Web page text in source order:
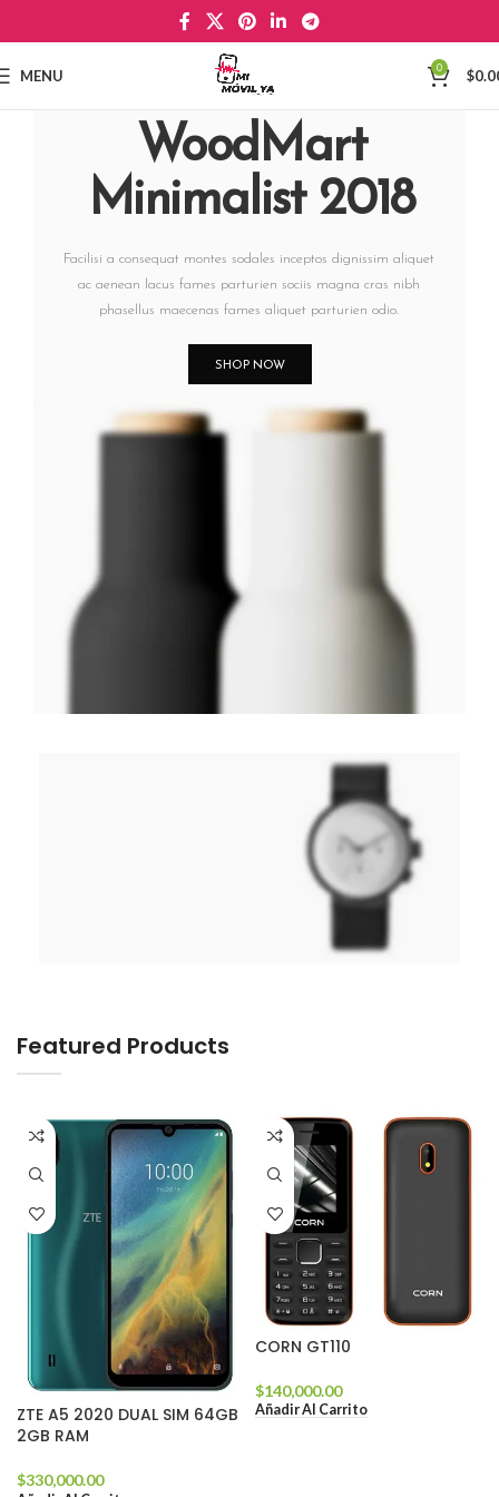
MENU 0 $
WoodMart
Minimalist 2018
Facilisi a consequat montes sodales inceptos dignissim aliquet
ac aenean lacus fames parturien sociis magna cras nibh
phasellus maecenas fames aliquet parturien odio.
SHOP NOW
Smart Watches
Featured Products
ZTE A5 2020 DUAL SIM 64GB
2GB RAM
$330,000.00
CORN GT110
$140,000.00
Añadir Al Carrito